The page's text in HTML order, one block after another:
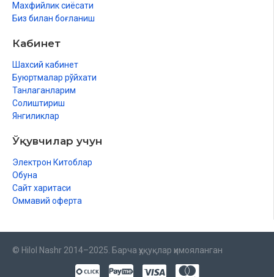
Махфийлик сиёсати
Биз билан боғланиш
Кабинет
Шахсий кабинет
Буюртмалар рўйхати
Танлаганларим
Солиштириш
Янгиликлар
Ўқувчилар учун
Электрон Китоблар
Обуна
Сайт харитаси
Оммавий оферта
© Hilol Nashr 2014–2025. Барча ҳуқуқлар ҳимояланган